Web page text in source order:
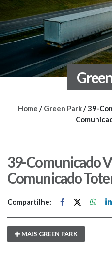
Home / Green Park/39-
39-Comunicado
Comunicado
Compartilhe:
MAIS GREEN PARK